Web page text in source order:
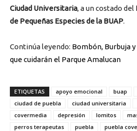
Ciudad Universitaria, a un costado del
de Pequeñas Especies de la BUAP.
Continúa leyendo: Bombón, Burbuja
que cuidarán el Parque Amalucan
ETIQUETAS apoyo emocional buap
ciudad de puebla
ciudad universitaria
covermedia
depresión lomitos
perros terapeutas
puebla
puebla